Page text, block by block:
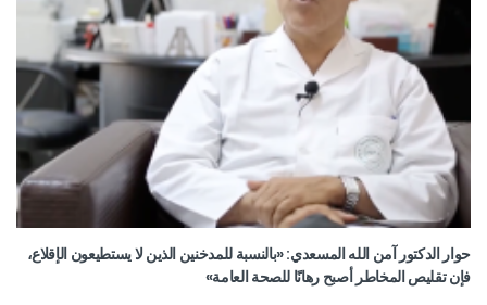
حوار الدكتور آمن الله المسعدي: «بالنسبة للمدخنين الذين لا يستطيعون الإقلاع،
فإن تقليص المخاطر أصبح رهانًا للصحة العامة»